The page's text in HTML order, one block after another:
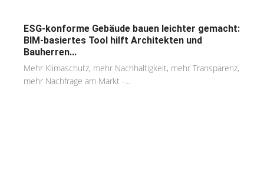
ESG-konforme Gebäude bauen leichter gemacht:
BIM-basiertes Tool hilft Architekten und
Bauherren...
Mehr Klimaschutz, mehr Nachhaltigkeit, mehr Transparenz,
mehr Nachfrage am Markt -...